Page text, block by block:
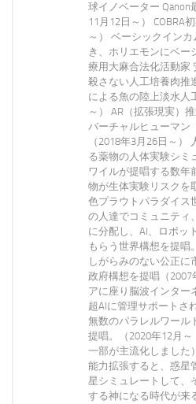
球イノベーター Qanon
11月12日～） COBRA
～） ベーシックイン
き、ホリエモンにベー
療用大麻合法化活動家
殺さない人工培養肉推
による魚の陸上淡水人
～） AR（拡張現実）
バーチャルヒューマン
（2018年3月26日～）
る薬物の人体実験シミ
ワイルが提唱する数年
物が生体実験リスクを
色プラウトパラダイス
の人達でコミュニティ
に分配し、AI、ロボッ
もらう世界構想を提唱
しがらみのない公正に
政府構想を提唱（2007
アに座り脳波インター
超AIに管理サポートさ
無数のパラレルワール
提唱。（2020年12月
一部が主流化しました
能力拡張すると、惑星
星シミュレートして、
する神になる時代が来